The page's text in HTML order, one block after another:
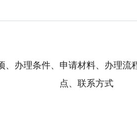
、办理条件、申请材料、办理流
点、联系方式